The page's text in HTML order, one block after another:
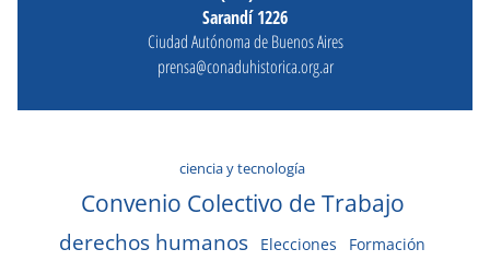
Sarandí 1226
Ciudad Autónoma de Buenos Aires
prensa@conaduhistorica.org.ar
ciencia y tecnología
Convenio Colectivo de Trabajo
derechos humanos Elecciones Formación